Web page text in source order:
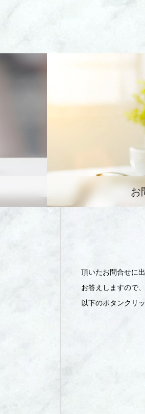
お
頂いたお問合せに
お答えしますので
以下のボタンクリ